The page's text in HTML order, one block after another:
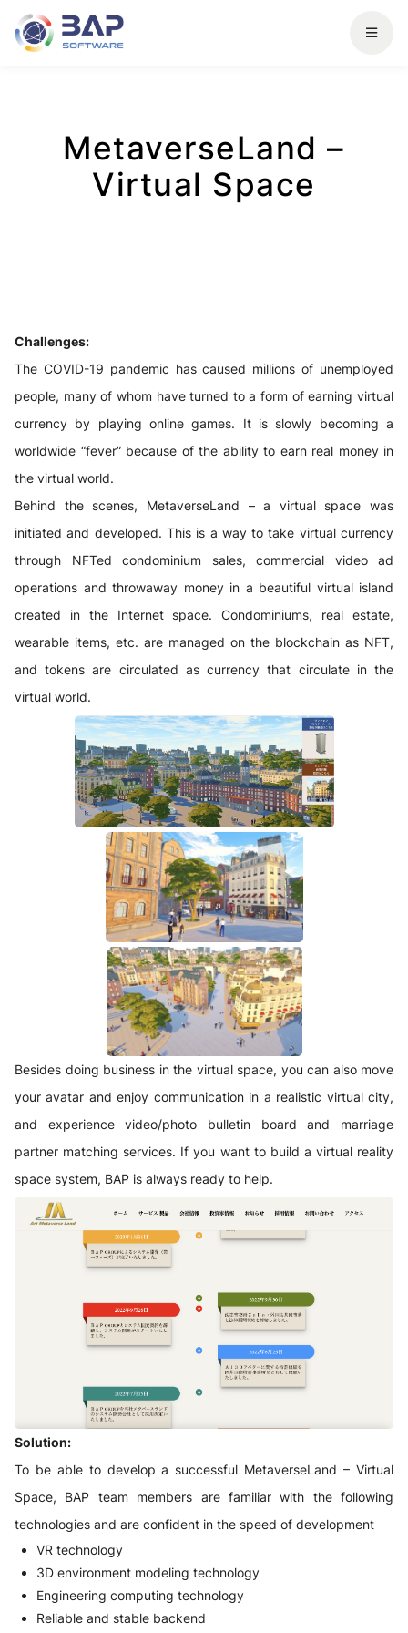
MetaverseLand –
Virtual Space
Challenges:
The COVID-19 pandemic has caused millions of unemployed
people, many of whom have turned to a form of earning virtual
currency by playing online games. It is slowly becoming a
worldwide “fever” because of the ability to earn real money in
the virtual world.
Behind the scenes, MetaverseLand – a virtual space was
initiated and developed. This is a way to take virtual currency
through NFTed condominium sales, commercial video ad
operations and throwaway money in a beautiful virtual island
created in the Internet space. Condominiums, real estate,
wearable items, etc. are managed on the blockchain as NFT,
and tokens are circulated as currency that circulate in the
virtual world.
Besides doing business in the virtual space, you can also move
your avatar and enjoy communication in a realistic virtual city,
and experience video/photo bulletin board and marriage
partner matching services. If you want to build a virtual reality
space system, BAP is always ready to help.
Solution:
To be able to develop a successful MetaverseLand – Virtual
Space, BAP team members are familiar with the following
technologies and are confident in the speed of development
VR technology
3D environment modeling technology
Engineering computing technology
Reliable and stable backend